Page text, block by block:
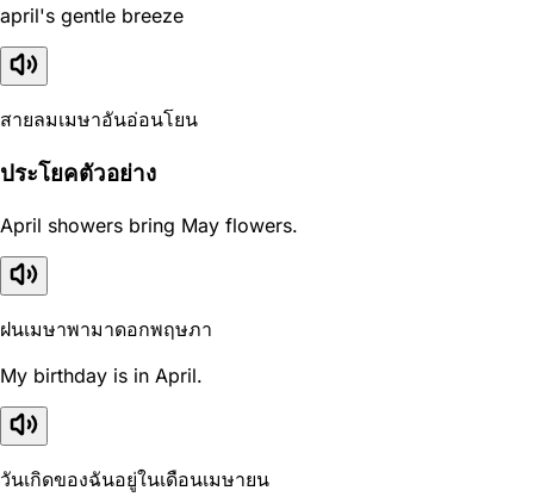
april's gentle breeze
สายลมเมษาอันอ่อนโยน
ประโยคตัวอย่าง
April showers bring May flowers.
ฝนเมษาพามาดอกพฤษภา
My birthday is in April.
วันเกิดของฉันอยู่ในเดือนเมษายน